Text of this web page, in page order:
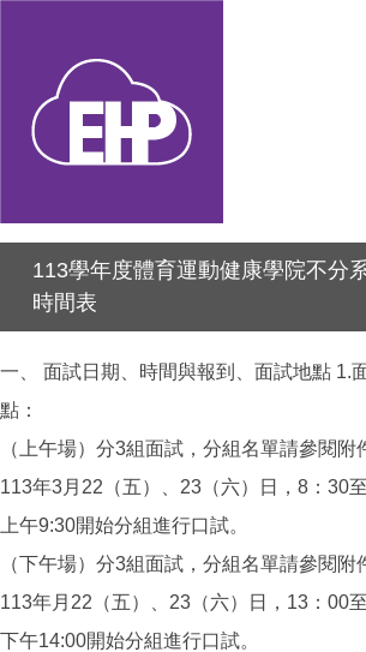
113學年度體育運動健康學院不分
時間表
一、 面試日期、時間與報到、面試地點 1.
點：
（上午場）分3組面試，分組名單請參閱附
113年3月22（五）、23（六）日，8：30
上午9:30開始分組進行口試。
（下午場）分3組面試，分組名單請參閱附
113年月22（五）、23（六）日，13：00
下午14:00開始分組進行口試。